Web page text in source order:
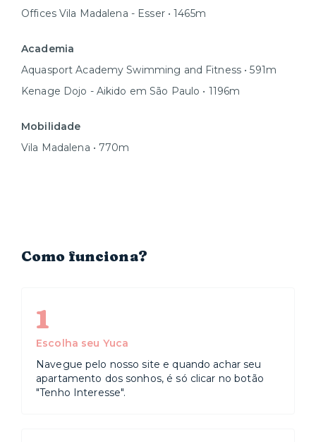
Offices Vila Madalena - Esser • 1465m
Academia
Aquasport Academy Swimming and Fitness • 591m
Kenage Dojo - Aikido em São Paulo • 1196m
Mobilidade
Vila Madalena • 770m
Como funciona?
1
Escolha seu Yuca
Navegue pelo nosso site e quando achar seu
apartamento dos sonhos, é só clicar no botão
"Tenho Interesse".